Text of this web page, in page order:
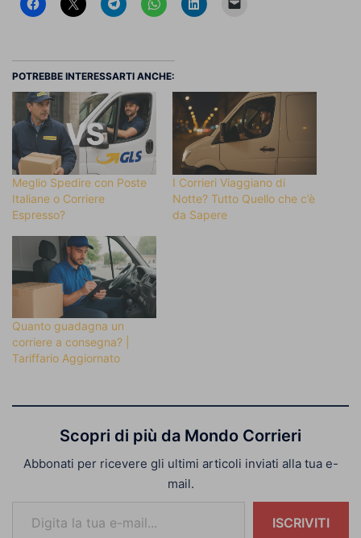
POTREBBE INTERESSARTI ANCHE:
Meglio Spedire con Poste
Italiane o Corriere
Espresso?
I Corrieri Viaggiano di
Notte? Tutto Quello che c’è
da Sapere
Quanto guadagna un
corriere a consegna? |
Tariffario Aggiornato
Scopri di più da Mondo Corrieri
Abbonati per ricevere gli ultimi articoli inviati alla tua e-
mail.
Digita la tua e-mail...
ISCRIVITI